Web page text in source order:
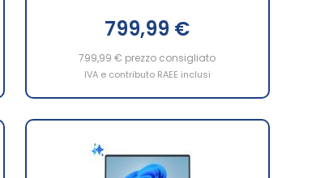
799,99 €
799,99 € prezzo consigliato
IVA e contributo RAEE inclusi